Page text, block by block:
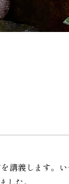
講義します。